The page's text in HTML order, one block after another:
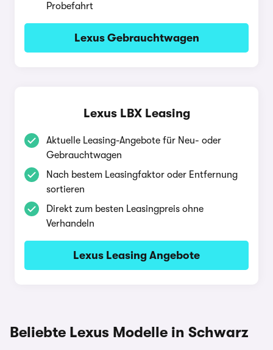
Probefahrt
Lexus Gebrauchtwagen
Lexus LBX Leasing
Aktuelle Leasing-Angebote für Neu- oder
Gebrauchtwagen
Nach bestem Leasingfaktor oder Entfernung
sortieren
Direkt zum besten Leasingpreis ohne
Verhandeln
Lexus Leasing Angebote
Beliebte Lexus Modelle in Schwarz